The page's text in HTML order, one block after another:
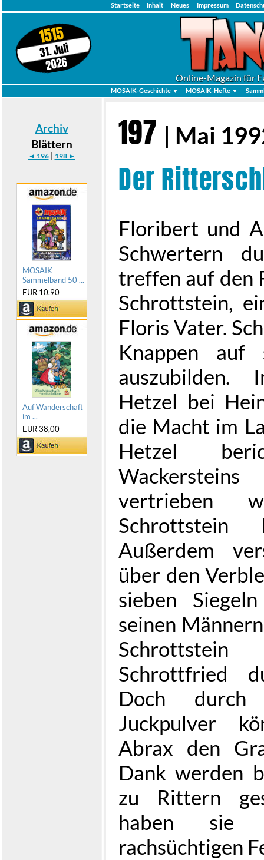
Startseite Inhalt Neues Impressum
1515
31. Juli
2026
Online-Magazin für
MOSAIK-Geschichte ▼ MOSAIK-Hefte ▼
Archiv
Blättern
◄ 196| 198 ►
MOSAIK
Sammelband 50 ...
EUR 10,90
Auf Wanderschaft
im ...
EUR 38,00
197 | Mai
Der
Floribert und
Schwertern
treffen auf den
Schrottstein,
Floris Vater.
Knappen
auszubilden.
Hetzel bei
die Macht im
Hetzel
vertrieben
Außerdem
über den
sieben
seinen
Schrottfried
Doch
Juckpulver
Abrax den
Dank werden
zu Rittern
haben sie
rachsüchtigen